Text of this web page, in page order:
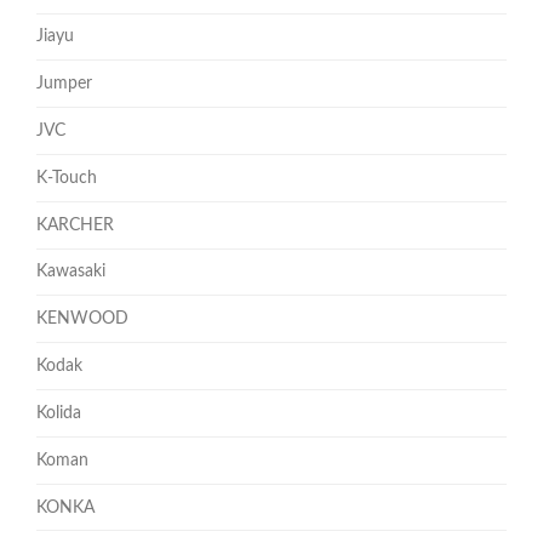
Jiayu
Jumper
JVC
K-Touch
KARCHER
Kawasaki
KENWOOD
Kodak
Kolida
Koman
KONKA